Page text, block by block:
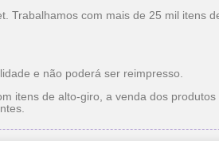
com mais de 25 mil itens
e não poderá ser reimpresso.
itens de alto-giro, a venda dos